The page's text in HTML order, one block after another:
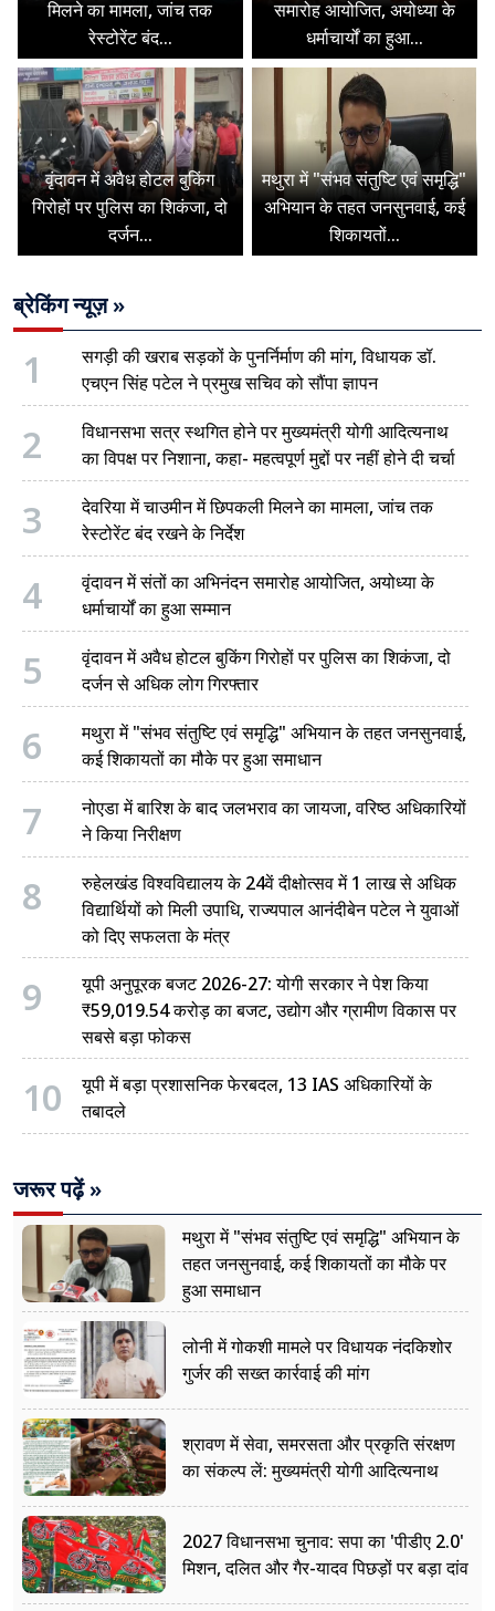
मिलने का मामला, जांच तक
रेस्टोरेंट बंद...
समारोह आयोजित, अयोध्या के
धर्माचार्यों का हुआ...
वृंदावन में अवैध होटल बुकिंग
गिरोहों पर पुलिस का शिकंजा, दो
दर्जन...
मथुरा में "संभव संतुष्टि एवं समृद्धि"
अभियान के तहत जनसुनवाई, कई
शिकायतों...
ब्रेकिंग न्यूज़ »
1
सगड़ी की खराब सड़कों के पुनर्निर्माण की मांग, विधायक डॉ.
एचएन सिंह पटेल ने प्रमुख सचिव को सौंपा ज्ञापन
2
विधानसभा सत्र स्थगित होने पर मुख्यमंत्री योगी आदित्यनाथ
का विपक्ष पर निशाना, कहा- महत्वपूर्ण मुद्दों पर नहीं होने दी चर्चा
3
देवरिया में चाउमीन में छिपकली मिलने का मामला, जांच तक
रेस्टोरेंट बंद रखने के निर्देश
4
वृंदावन में संतों का अभिनंदन समारोह आयोजित, अयोध्या के
धर्माचार्यों का हुआ सम्मान
5
वृंदावन में अवैध होटल बुकिंग गिरोहों पर पुलिस का शिकंजा, दो
दर्जन से अधिक लोग गिरफ्तार
6
मथुरा में "संभव संतुष्टि एवं समृद्धि" अभियान के तहत जनसुनवाई,
कई शिकायतों का मौके पर हुआ समाधान
7
नोएडा में बारिश के बाद जलभराव का जायजा, वरिष्ठ अधिकारियों
ने किया निरीक्षण
8
रुहेलखंड विश्वविद्यालय के 24वें दीक्षोत्सव में 1 लाख से अधिक
विद्यार्थियों को मिली उपाधि, राज्यपाल आनंदीबेन पटेल ने युवाओं
को दिए सफलता के मंत्र
9
यूपी अनुपूरक बजट 2026-27: योगी सरकार ने पेश किया
₹59,019.54 करोड़ का बजट, उद्योग और ग्रामीण विकास पर
सबसे बड़ा फोकस
10
यूपी में बड़ा प्रशासनिक फेरबदल, 13 IAS अधिकारियों के
तबादले
जरूर पढ़ें »
मथुरा में "संभव संतुष्टि एवं समृद्धि" अभियान के
तहत जनसुनवाई, कई शिकायतों का मौके पर
हुआ समाधान
लोनी में गोकशी मामले पर विधायक नंदकिशोर
गुर्जर की सख्त कार्रवाई की मांग
श्रावण में सेवा, समरसता और प्रकृति संरक्षण
का संकल्प लें: मुख्यमंत्री योगी आदित्यनाथ
2027 विधानसभा चुनाव: सपा का 'पीडीए 2.0'
मिशन, दलित और गैर-यादव पिछड़ों पर बड़ा दांव